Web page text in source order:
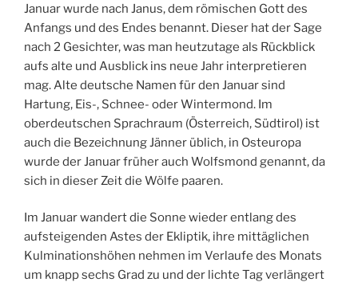
Januar wurde nach Janus, dem römischen Gott des
Anfangs und des Endes benannt. Dieser hat der Sage
nach 2 Gesichter, was man heutzutage als Rückblick
aufs alte und Ausblick ins neue Jahr interpretieren
mag. Alte deutsche Namen für den Januar sind
Hartung, Eis-, Schnee- oder Wintermond. Im
oberdeutschen Sprachraum (Österreich, Südtirol) ist
auch die Bezeichnung Jänner üblich, in Osteuropa
wurde der Januar früher auch Wolfsmond genannt, da
sich in dieser Zeit die Wölfe paaren.
Im Januar wandert die Sonne wieder entlang des
aufsteigenden Astes der Ekliptik, ihre mittäglichen
Kulminationshöhen nehmen im Verlaufe des Monats
um knapp sechs Grad zu und der lichte Tag verlängert